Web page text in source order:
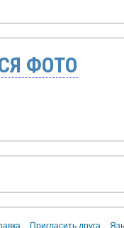
ФОТО
Пригласить друга